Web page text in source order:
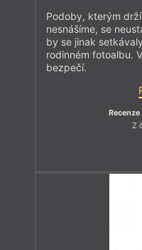
Podoby, kterým
nesnášíme, se
by se jinak
rodinném fotoalbu.
bezpečí.
Z